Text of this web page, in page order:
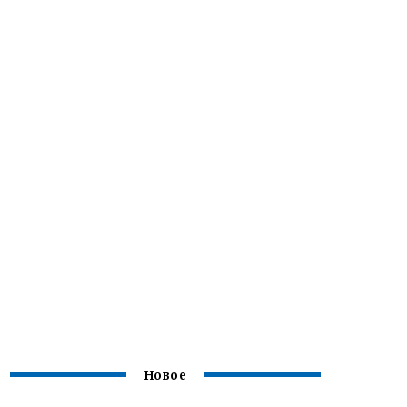
Новое